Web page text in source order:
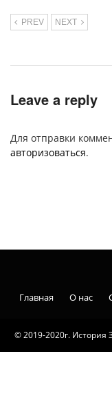
PREV NEXT
Leave a reply
Для отправки
авторизоваться.
© 2019-2020г.
Главная О нас